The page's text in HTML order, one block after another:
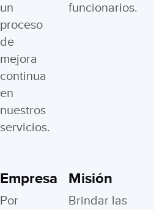
un
proceso
de
mejora
continua
en
nuestros
servicios.
funcionarios.
Empresa
Por
Misión
Brindar las